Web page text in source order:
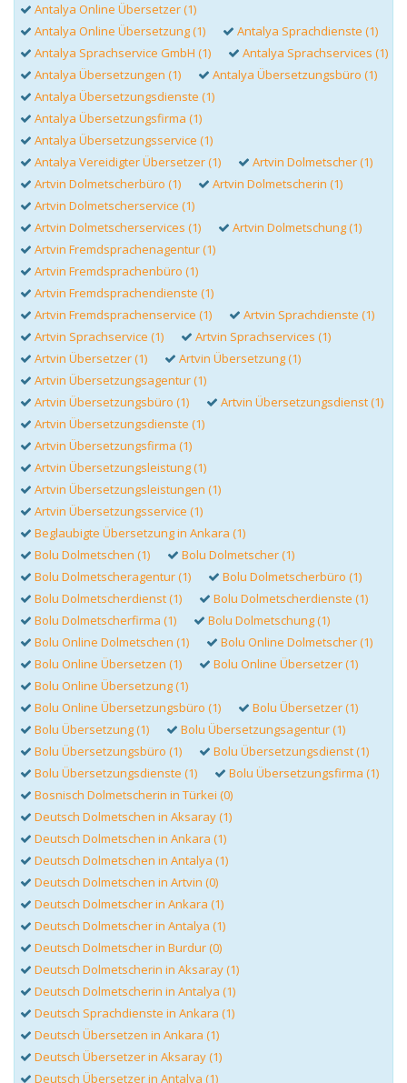
Antalya Online Übersetzer (1)
Antalya Online Übersetzung (1)
Antalya Sprachdienste (1)
Antalya Sprachservice GmbH (1)
Antalya Sprachservices (1)
Antalya Übersetzungen (1)
Antalya Übersetzungsbüro (1)
Antalya Übersetzungsdienste (1)
Antalya Übersetzungsfirma (1)
Antalya Übersetzungsservice (1)
Antalya Vereidigter Übersetzer (1)
Artvin Dolmetscher (1)
Artvin Dolmetscherbüro (1)
Artvin Dolmetscherin (1)
Artvin Dolmetscherservice (1)
Artvin Dolmetscherservices (1)
Artvin Dolmetschung (1)
Artvin Fremdsprachenagentur (1)
Artvin Fremdsprachenbüro (1)
Artvin Fremdsprachendienste (1)
Artvin Fremdsprachenservice (1)
Artvin Sprachdienste (1)
Artvin Sprachservice (1)
Artvin Sprachservices (1)
Artvin Übersetzer (1)
Artvin Übersetzung (1)
Artvin Übersetzungsagentur (1)
Artvin Übersetzungsbüro (1)
Artvin Übersetzungsdienst (1)
Artvin Übersetzungsdienste (1)
Artvin Übersetzungsfirma (1)
Artvin Übersetzungsleistung (1)
Artvin Übersetzungsleistungen (1)
Artvin Übersetzungsservice (1)
Beglaubigte Übersetzung in Ankara (1)
Bolu Dolmetschen (1)
Bolu Dolmetscher (1)
Bolu Dolmetscheragentur (1)
Bolu Dolmetscherbüro (1)
Bolu Dolmetscherdienst (1)
Bolu Dolmetscherdienste (1)
Bolu Dolmetscherfirma (1)
Bolu Dolmetschung (1)
Bolu Online Dolmetschen (1)
Bolu Online Dolmetscher (1)
Bolu Online Übersetzen (1)
Bolu Online Übersetzer (1)
Bolu Online Übersetzung (1)
Bolu Online Übersetzungsbüro (1)
Bolu Übersetzer (1)
Bolu Übersetzung (1)
Bolu Übersetzungsagentur (1)
Bolu Übersetzungsbüro (1)
Bolu Übersetzungsdienst (1)
Bolu Übersetzungsdienste (1)
Bolu Übersetzungsfirma (1)
Bosnisch Dolmetscherin in Türkei (0)
Deutsch Dolmetschen in Aksaray (1)
Deutsch Dolmetschen in Ankara (1)
Deutsch Dolmetschen in Antalya (1)
Deutsch Dolmetschen in Artvin (0)
Deutsch Dolmetscher in Ankara (1)
Deutsch Dolmetscher in Antalya (1)
Deutsch Dolmetscher in Burdur (0)
Deutsch Dolmetscherin in Aksaray (1)
Deutsch Dolmetscherin in Antalya (1)
Deutsch Sprachdienste in Ankara (1)
Deutsch Übersetzen in Ankara (1)
Deutsch Übersetzer in Aksaray (1)
Deutsch Übersetzer in Antalya (1)